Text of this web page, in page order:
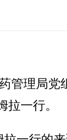
理局党
拉一行。